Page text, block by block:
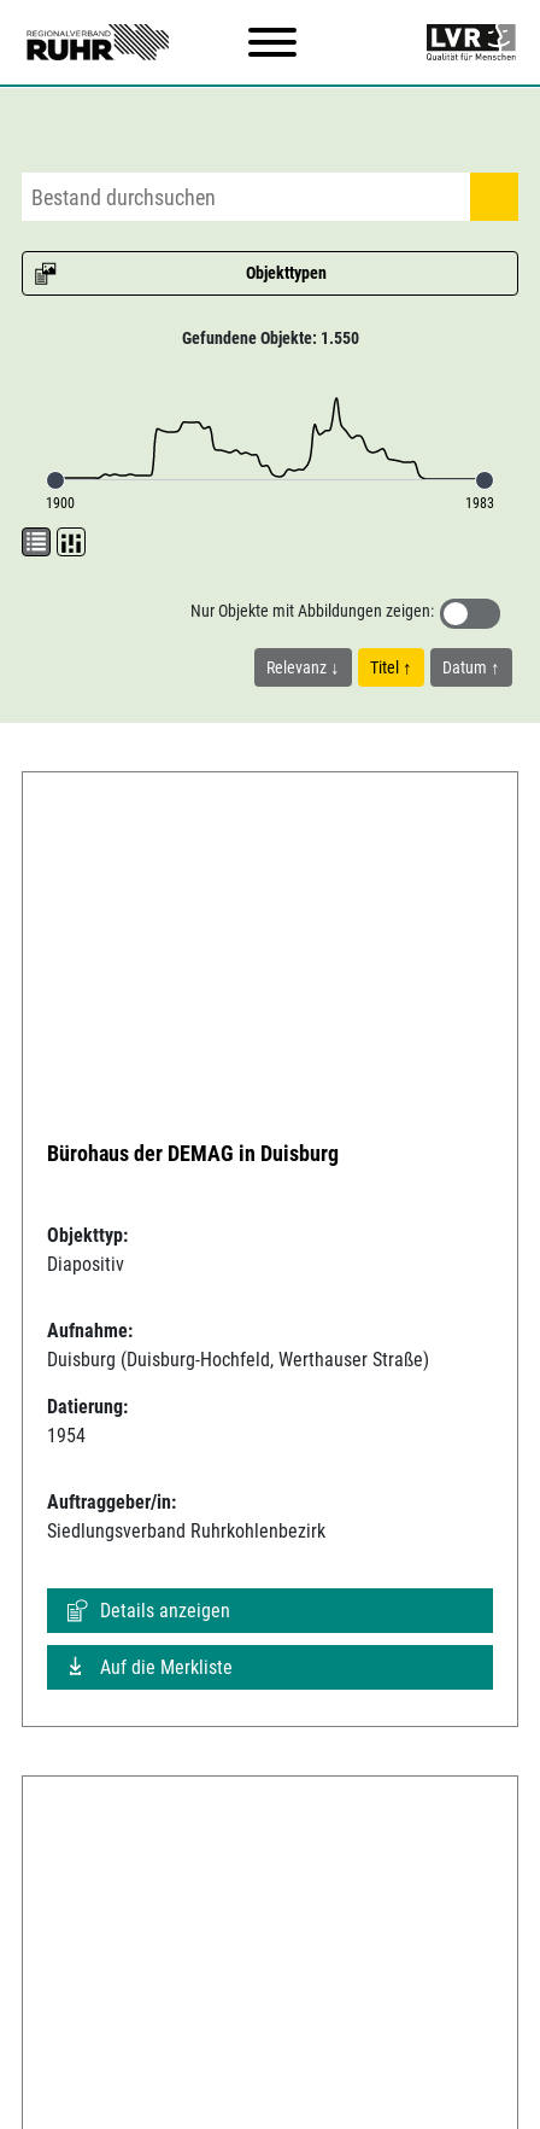
Objekttypen
Gefundene Objekte: 1.550
1900 1983
Relevanz Titel Datum
Nur Objekte mit Abbildungen zeigen:
Bürohaus der DEMAG in Duisburg
Objekttyp:
Diapositiv
Aufnahme:
Duisburg (Duisburg-Hochfeld, Werthauser Straße)
Datierung:
1954
Auftraggeber/in:
Siedlungsverband Ruhrkohlenbezirk
Details anzeigen
Auf die Merkliste